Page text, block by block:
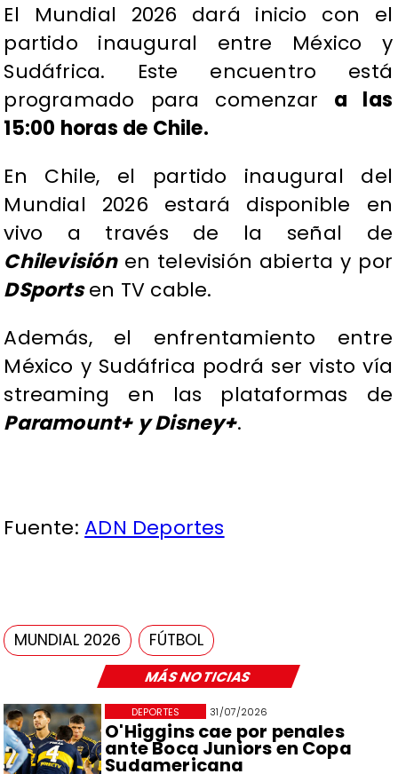
MÁS NOTICIAS
31/07/2026
O'Higgins cae por penales
ante Boca Juniors en Copa
Sudamericana
DEPORTES
El Mundial 2026 dará inicio con el
partido inaugural entre México y
Sudáfrica. Este encuentro está
programado para comenzar a las
15:00 horas de Chile.
En Chile, el partido inaugural del
Mundial 2026 estará disponible en
vivo a través de la señal de
Chilevisiónen televisión abierta y por
DSportsen TV cable.
Además, el enfrentamiento entre
México y Sudáfrica podrá ser visto vía
streaming en las plataformas de
Paramount+ y Disney+.
Fuente:ADN Deportes
MUNDIAL 2026 FÚTBOL